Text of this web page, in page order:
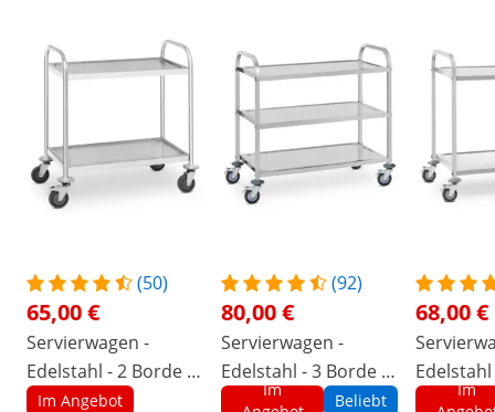
(50)
65,00 €
Servierwagen -
Edelstahl - 2 Borde -
Ablagen: 68 x 38 cm -
Im Angebot
(92)
80,00 €
Servierwagen -
Edelstahl - 3 Borde -
Ablagen: 90 x 50 cm -
Im
Beliebt
68,00 €
Im